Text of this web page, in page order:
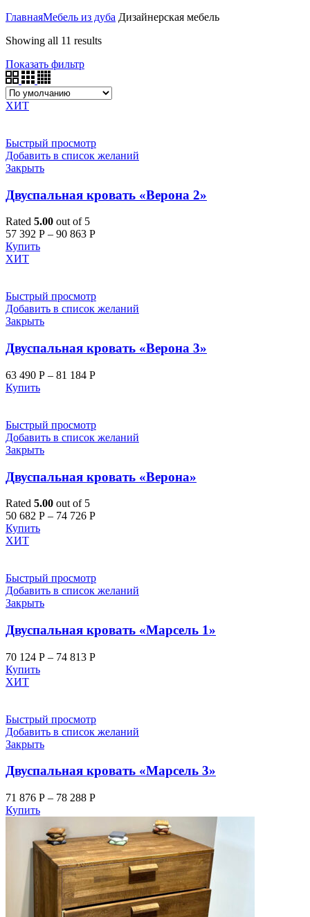
ГлавнаяМебель из дуба Дизайнерская мебель
Showing all 11 results
Показать фильтр
ХИТ
Быстрый просмотр
Добавить в список желаний
Закрыть
Двуспальная кровать «Верона 2»
Rated 5.00 out of 5
57 392 Р – 90 863 Р
Купить
ХИТ
Быстрый просмотр
Добавить в список желаний
Закрыть
Двуспальная кровать «Верона 3»
63 490 Р – 81 184 Р
Купить
Быстрый просмотр
Добавить в список желаний
Закрыть
Двуспальная кровать «Верона»
Rated 5.00 out of 5
50 682 Р – 74 726 Р
Купить
ХИТ
Быстрый просмотр
Добавить в список желаний
Закрыть
Двуспальная кровать «Марсель 1»
70 124 Р – 74 813 Р
Купить
ХИТ
Быстрый просмотр
Добавить в список желаний
Закрыть
Двуспальная кровать «Марсель 3»
71 876 Р – 78 288 Р
Купить